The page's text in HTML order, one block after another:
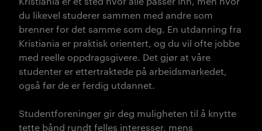
du likevel studerer sammen med andre som
brenner for det samme som deg. En utdanning fra
Kristiania er praktisk orientert, og du vil ofte jobbe
med reelle oppdragsgivere. Det gjør at våre
studenter er ettertraktede på arbeidsmarkedet,
også før de er ferdig utdannet.
Studentforeninger gir deg muligheten til å knytte
tette bånd rundt felles interesser, mens